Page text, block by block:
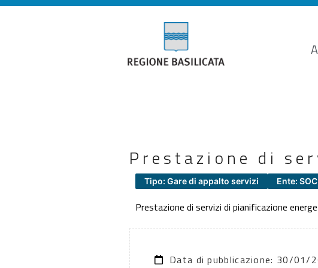
Prestazione di
Tipo: Gare di appalto servizi Ente:
Prestazione di servizi di pianificazione
Data di pubblicazione: 30/01/